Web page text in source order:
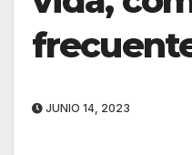
JUNIO 14, 2023